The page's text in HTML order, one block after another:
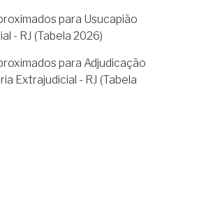
para Usucapião
- RJ (Tabela 2026)
para Adjudicação
Extrajudicial - RJ (Tabela